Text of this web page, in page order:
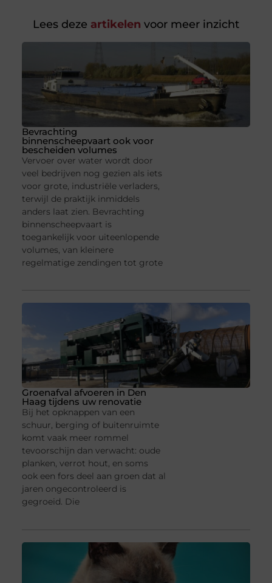
Lees deze artikelen voor meer inzicht
Bevrachting
binnenscheepvaart ook voor
bescheiden volumes
Vervoer over water wordt door
veel bedrijven nog gezien als iets
voor grote, industriële verladers,
terwijl de praktijk inmiddels
anders laat zien. Bevrachting
binnenscheepvaart is
toegankelijk voor uiteenlopende
volumes, van kleinere
regelmatige zendingen tot grote
Groenafval afvoeren in Den
Haag tijdens uw renovatie
Bij het opknappen van een
schuur, berging of buitenruimte
komt vaak meer rommel
tevoorschijn dan verwacht: oude
planken, verrot hout, en soms
ook een fors deel aan groen dat al
jaren ongecontroleerd is
gegroeid. Die